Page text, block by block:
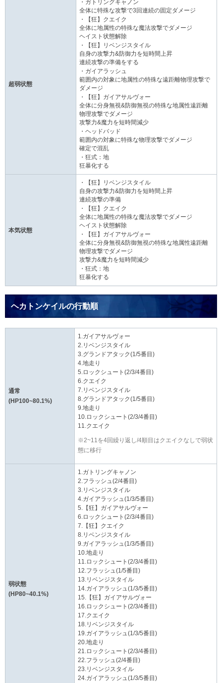
超弱状態
・ガトリングキャノン
全体に特殊な攻撃で3回連続の固定ダメージ
・【狂】クエイク
全体に地属性の特殊な魔法攻撃でダメージ
ヘイスト状態解除
・【狂】リベンジスタイル
自身の攻撃力&防御力を短時間上昇
連続攻撃の準備をする
・ガイアラッシュ
範囲内の対象に地属性の特殊な遠距離物理攻撃で
ダメージ
・【狂】ガイアサルヴォー
全体に分身無視&防御無視の特殊な地属性遠距離
物理攻撃でダメージ
攻撃力&魔力を短時間減少
・ヘッドバッド
範囲内の対象に特殊な物理攻撃でダメージ
確定で混乱
・狂式：地
狂暴化する
本気状態
・【狂】リベンジスタイル
自身の攻撃力&防御力を短時間上昇
連続攻撃の準備
・【狂】クエイク
全体に地属性の特殊な魔法攻撃でダメージ
ヘイスト状態解除
・【狂】ガイアサルヴォー
全体に分身無視&防御無視の特殊な地属性遠距離
物理攻撃でダメージ
攻撃力&魔力を短時間減少
・狂式：地
狂暴化する
ヘカトンケイルの行動順
通常
(HP100~80.1%)
1.ガイアサルヴォー
2.リベンジスタイル
3.グランドアタック(1/5番目)
4.地走り
5.ロックシュート(2/3/4番目)
6.クエイク
7.リベンジスタイル
8.グランドアタック(1/5番目)
9.地走り
10.ロックシュート(2/3/4番目)
11.クエイク
※2~11を4回繰り返し/4順目はクエイクなしで弱状
態に移行
弱状態
(HP80~40.1%)
1.ガトリングキャノン
2.フラッシュ(2/4番目)
3.リベンジスタイル
4.ガイアラッシュ(1/3/5番目)
5.【狂】ガイアサルヴォー
6.ロックシュート(2/3/4番目)
7.【狂】クエイク
8.リベンジスタイル
9.ガイアラッシュ(1/3/5番目)
10.地走り
11.ロックシュート(2/3/4番目)
12.フラッシュ(1/5番目)
13.リベンジスタイル
14.ガイアラッシュ(1/3/5番目)
15.【狂】ガイアサルヴォー
16.ロックシュート(2/3/4番目)
17.クエイク
18.リベンジスタイル
19.ガイアラッシュ(1/3/5番目)
20.地走り
21.ロックシュート(2/3/4番目)
22.フラッシュ(2/4番目)
23.リベンジスタイル
24.ガイアラッシュ(1/3/5番目)